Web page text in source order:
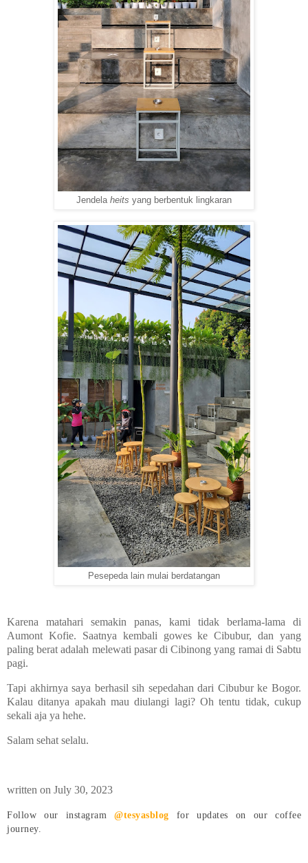
Jendela heits yang berbentuk lingkaran
Pesepeda lain mulai berdatangan
Karena matahari semakin panas, kami tidak berlama-lama di
Aumont Kofie. Saatnya kembali gowes ke Cibubur, dan yang
paling berat adalah melewati pasar di Cibinong yang ramai di Sabtu
pagi.
Tapi akhirnya saya berhasil sih sepedahan dari Cibubur ke Bogor.
Kalau ditanya apakah mau diulangi lagi? Oh tentu tidak, cukup
sekali aja ya hehe.
Salam sehat selalu.
written on July 30, 2023
Follow our instagram @tesyasblog for updates on our coffee
journey.